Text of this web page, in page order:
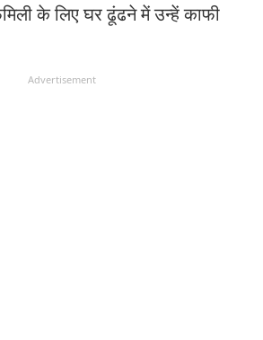
के लिए घर ढूंढने में उन्हें काफी
Advertisement